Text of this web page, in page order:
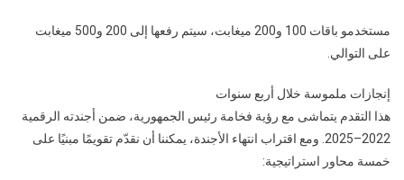
مستخدمو باقات 100 و200 ميغابت، سيتم رفعها إلى 200 و500 ميغابت
على التوالي.
إنجازات ملموسة خلال أربع سنوات
هذا التقدم يتماشى مع رؤية فخامة رئيس الجمهورية، ضمن أجندته الرقمية
2022–2025. ومع اقتراب انتهاء الأجندة، يمكننا أن نقدّم تقويمًا مبنيًا على
خمسة محاور استراتيجية: